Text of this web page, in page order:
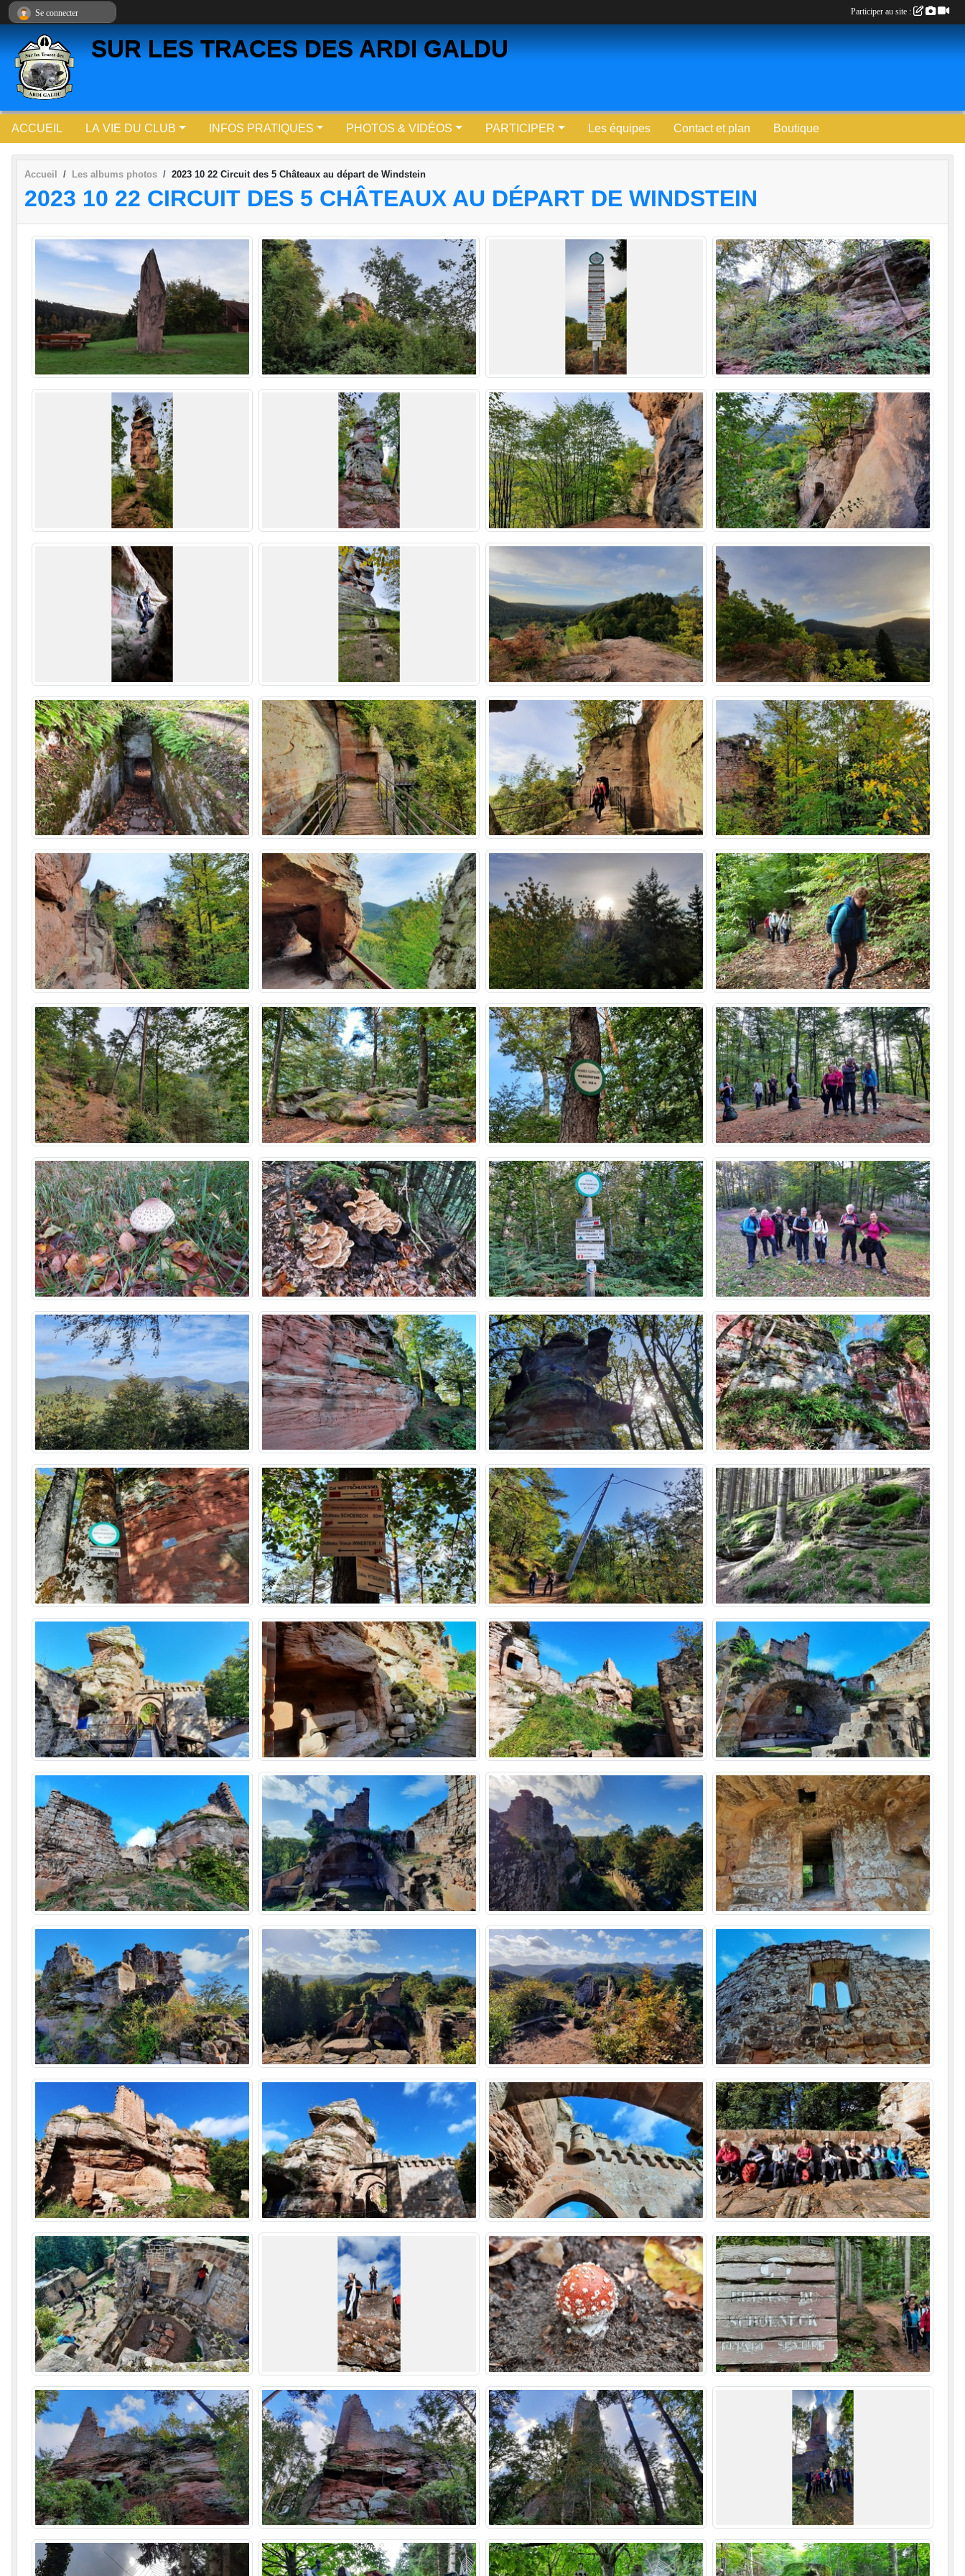
SUR LES TRACES DES ARDI GALDU
ACCUEIL LA VIE DU CLUB INFOS PRATIQUES PHOTOS & VIDÉOS PARTICIPER Les équipes Contact et plan Boutique
Accueil Les albums photos 2023 10 22 Circuit des 5 Châteaux au départ de Windstein
2023 10 22 CIRCUIT DES 5 CHÂTEAUX AU DÉPART DE WINDSTEIN
Se connecter Participer au site :
Panneau de gestion des cookies